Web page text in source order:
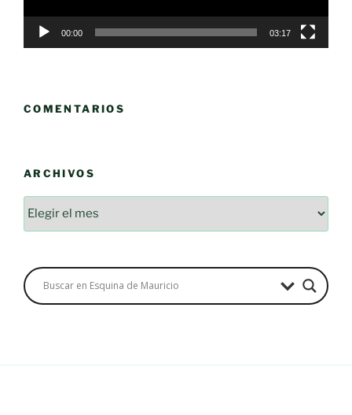
00:00 03:17
COMENTARIOS
ARCHIVOS